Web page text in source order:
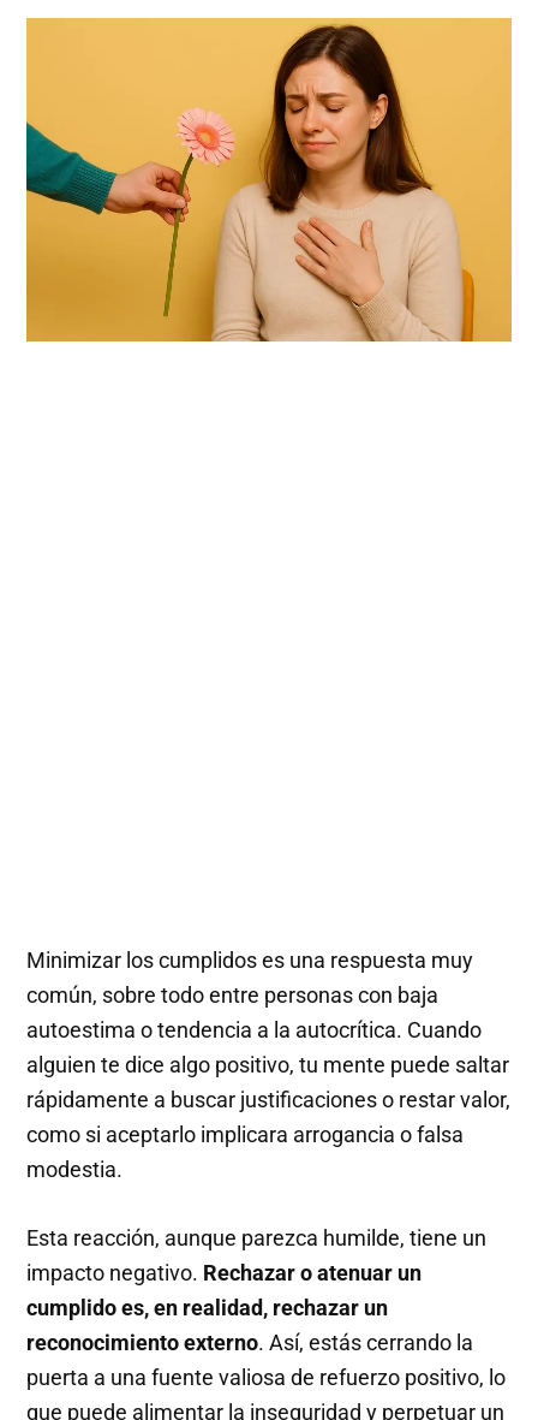
Minimizar los cumplidos es una respuesta muy
común, sobre todo entre personas con baja
autoestima o tendencia a la autocrítica. Cuando
alguien te dice algo positivo, tu mente puede saltar
rápidamente a buscar justificaciones o restar valor,
como si aceptarlo implicara arrogancia o falsa
modestia.
Esta reacción, aunque parezca humilde, tiene un
impacto negativo. Rechazar o atenuar un
cumplido es, en realidad, rechazar un
reconocimiento externo. Así, estás cerrando la
puerta a una fuente valiosa de refuerzo positivo, lo
que puede alimentar la inseguridad y perpetuar un